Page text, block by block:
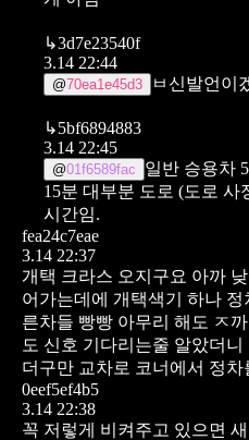
↳3d7e23540f
3.14 22:44
@70ea1e45d3 ㅂ신발언이
↳5bf6894883
3.14 22:45
@01f6589fac
일반 승용차
15분 대부분 도로 (도로 사
시간임.
fea24c7eae
3.14 22:37
개택 크라스 오지구요 아까
어가는데에 개택색기 하나
른차들 빵빵 아무리 해도 ㅈ
도 신호 기다리는줄 알았더니
더구만 교차로 코너에서 정차
0eef5ef4b5
3.14 22:38
꼭 저렇게 비켜주고 있으면